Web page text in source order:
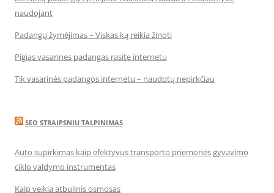
naudojant
Padangų žymėjimas – Viskas ką reikia žinoti
Pigias vasarines padangas rasite internetu
Tik vasarinės padangos internetu – naudotų nepirkčiau
SEO STRAIPSNIU TALPINIMAS
Auto supirkimas kaip efektyvus transporto priemonės gyvavimo
ciklo valdymo instrumentas
Kaip veikia atbulinis osmosas